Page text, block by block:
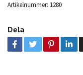
Artikelnummer: 1280
Dela